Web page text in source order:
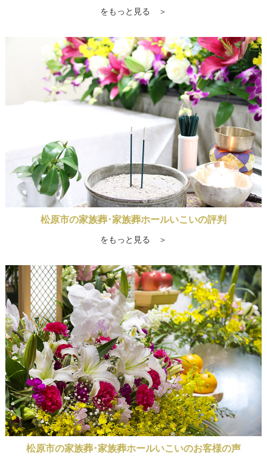
をもっと見る ＞
松原市の家族葬･家族葬ホールいこいの評判
をもっと見る ＞
松原市の家族葬･家族葬ホールいこいのお客様の声